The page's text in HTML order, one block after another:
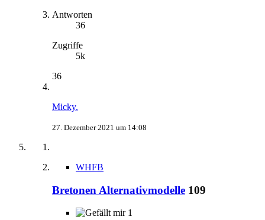
Antworten
36
Zugriffe
5k
36
Micky.
27. Dezember 2021 um 14:08
WHFB
Bretonen Alternativmodelle 109
1